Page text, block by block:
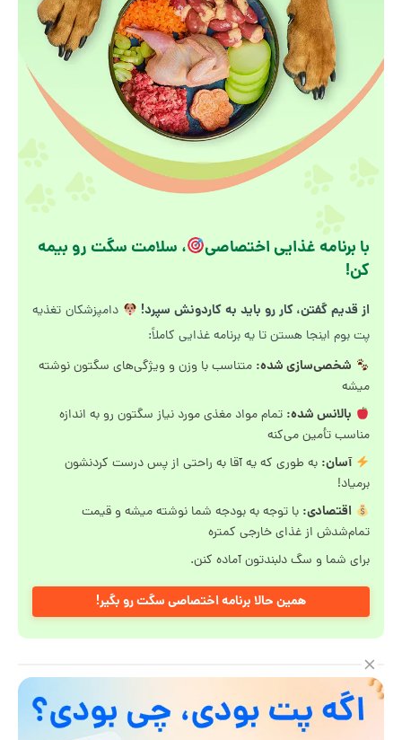
با برنامه غذایی اختصاصی
، سلامت سگت رو بیمه
کن!
از قدیم گفتن، کار رو باید به کاردونش سپرد!
دامپزشکان تغذیه
پت بوم اینجا هستن تا یه برنامه غذایی کاملاً:
شخصی‌سازی شده: متناسب با وزن و ویژگی‌های سگتون نوشته
میشه
بالانس شده: تمام مواد مغذی مورد نیاز سگتون رو به اندازه
مناسب تأمین می‌کنه
آسان: به طوری که یه آقا به راحتی از پس درست کردنشون
برمیاد!
اقتصادی: با توجه به بودجه شما نوشته میشه و قیمت
تمام‌شدش از غذای خارجی کمتره
برای شما و سگ دلبندتون آماده کنن.
همین حالا برنامه اختصاصی سگت رو بگیر!